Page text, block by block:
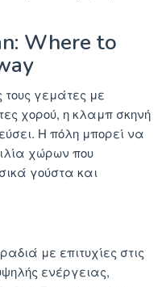
Where to
τους γεμάτες με
χορού, η κλαμπ σκηνή
Η πόλη μπορεί να
χώρων που
γούστα και
με επιτυχίες στις
ενέργειας,